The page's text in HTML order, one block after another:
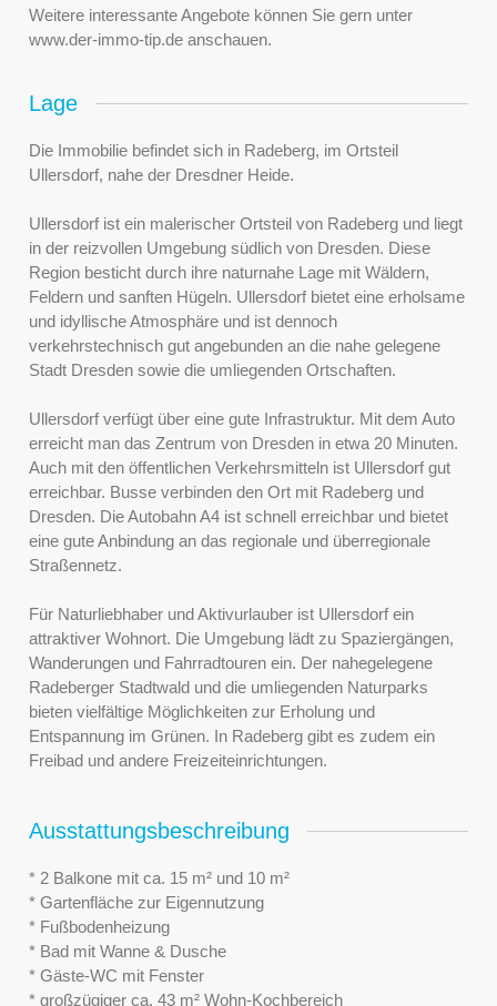
Weitere interessante Angebote können Sie gern unter
www.der-immo-tip.de anschauen.
Lage
Die Immobilie befindet sich in Radeberg, im Ortsteil
Ullersdorf, nahe der Dresdner Heide.
Ullersdorf ist ein malerischer Ortsteil von Radeberg und liegt
in der reizvollen Umgebung südlich von Dresden. Diese
Region besticht durch ihre naturnahe Lage mit Wäldern,
Feldern und sanften Hügeln. Ullersdorf bietet eine erholsame
und idyllische Atmosphäre und ist dennoch
verkehrstechnisch gut angebunden an die nahe gelegene
Stadt Dresden sowie die umliegenden Ortschaften.
Ullersdorf verfügt über eine gute Infrastruktur. Mit dem Auto
erreicht man das Zentrum von Dresden in etwa 20 Minuten.
Auch mit den öffentlichen Verkehrsmitteln ist Ullersdorf gut
erreichbar. Busse verbinden den Ort mit Radeberg und
Dresden. Die Autobahn A4 ist schnell erreichbar und bietet
eine gute Anbindung an das regionale und überregionale
Straßennetz.
Für Naturliebhaber und Aktivurlauber ist Ullersdorf ein
attraktiver Wohnort. Die Umgebung lädt zu Spaziergängen,
Wanderungen und Fahrradtouren ein. Der nahegelegene
Radeberger Stadtwald und die umliegenden Naturparks
bieten vielfältige Möglichkeiten zur Erholung und
Entspannung im Grünen. In Radeberg gibt es zudem ein
Freibad und andere Freizeiteinrichtungen.
Ausstattungsbeschreibung
* 2 Balkone mit ca. 15 m² und 10 m²
* Gartenfläche zur Eigennutzung
* Fußbodenheizung
* Bad mit Wanne & Dusche
* Gäste-WC mit Fenster
* großzügiger ca. 43 m² Wohn-Kochbereich